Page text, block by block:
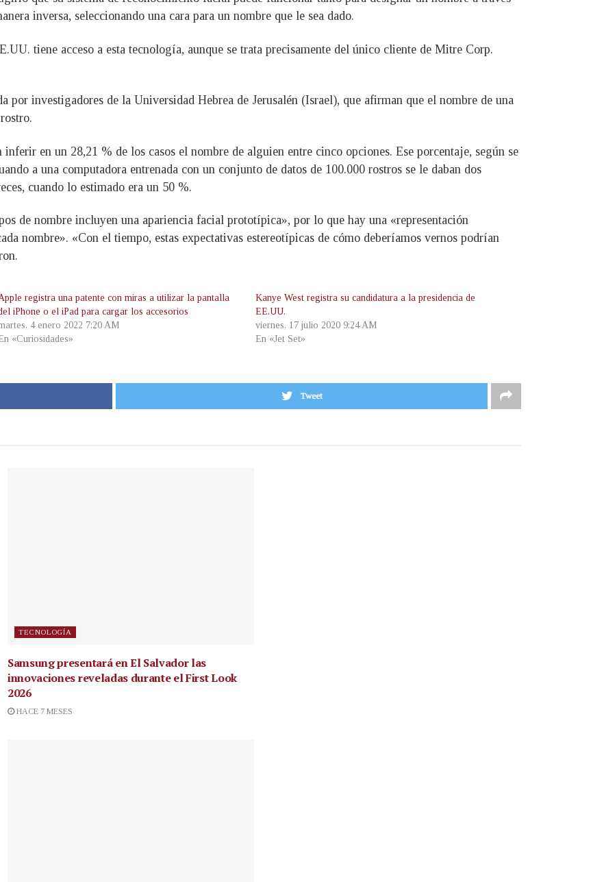
inversa, seleccionando una cara para un nombre que le sea dado.
tiene acceso a esta tecnología, aunque se trata precisamente del único cliente de Mitre Corp.
por investigadores de la Universidad Hebrea de Jerusalén (Israel), que afirman que el nombre de una
en un 28,21 % de los casos el nombre de alguien entre cinco opciones. Ese porcentaje, según se
a una computadora entrenada con un conjunto de datos de 100.000 rostros se le daban dos
cuando lo estimado era un 50 %.
de nombre incluyen una apariencia facial prototípica», por lo que hay una «representación
nombre». «Con el tiempo, estas expectativas estereotípicas de cómo deberíamos vernos podrían
registra una patente con miras a utilizar la pantalla
iPhone o el iPad para cargar los accesorios
4 enero 2022 7:20 AM
«Curiosidades»
Kanye West registra su candidatura a la presidencia de
EE.UU.
viernes, 17 julio 2020 9:24 AM
En «Jet Set»
Tweet
TECNOLOGÍA
Samsung presentará en El Salvador las
innovaciones reveladas durante el First Look
2026
HACE 7 MESES